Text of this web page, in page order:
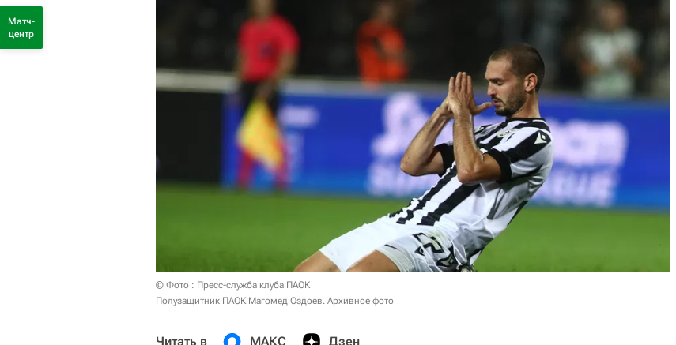
© Фото : Пресс-служба клуба ПАОК
Полузащитник ПАОК Магомед Оздоев. Архивное фото
Читать в МАКС Дзен
Матч-
центр